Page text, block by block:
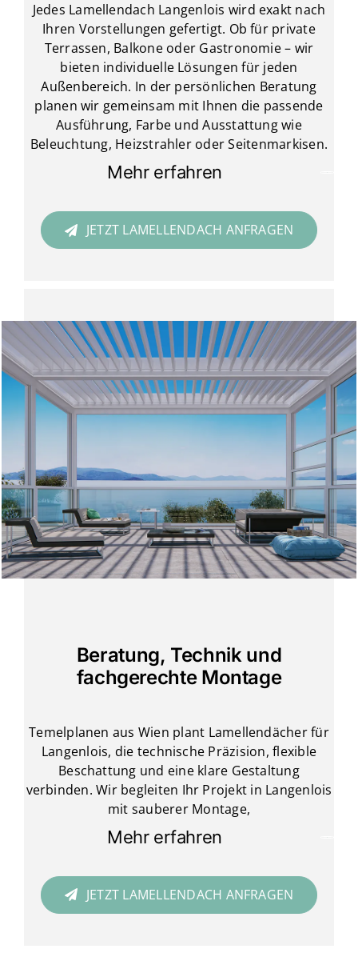
Jedes Lamellendach Langenlois wird exakt nach
Ihren Vorstellungen gefertigt. Ob für private
Terrassen, Balkone oder Gastronomie – wir
bieten individuelle Lösungen für jeden
Außenbereich. In der persönlichen Beratung
planen wir gemeinsam mit Ihnen die passende
Ausführung, Farbe und Ausstattung wie
Beleuchtung, Heizstrahler oder Seitenmarkisen.
Mehr erfahren
JETZT LAMELLENDACH ANFRAGEN
Beratung, Technik und
fachgerechte Montage
Temelplanen aus Wien plant Lamellendächer für
Langenlois, die technische Präzision, flexible
Beschattung und eine klare Gestaltung
verbinden. Wir begleiten Ihr Projekt in Langenlois
mit sauberer Montage,
Mehr erfahren
JETZT LAMELLENDACH ANFRAGEN